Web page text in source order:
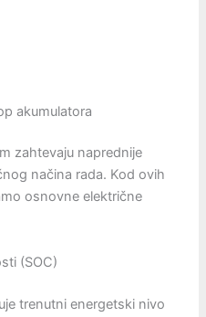
akumulatora
zahtevaju naprednije
načina rada. Kod ovih
osnovne električne
(SOC)
trenutni energetski nivo